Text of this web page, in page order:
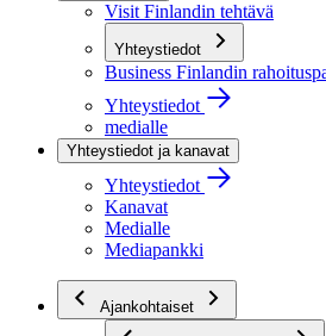
Visit Finlandin tehtävä
Yhteystiedot
Business Finlandin
Yhteystiedot
medialle
Yhteystiedot ja kanavat
Yhteystiedot
Kanavat
Medialle
Mediapankki
Ajankohtaiset